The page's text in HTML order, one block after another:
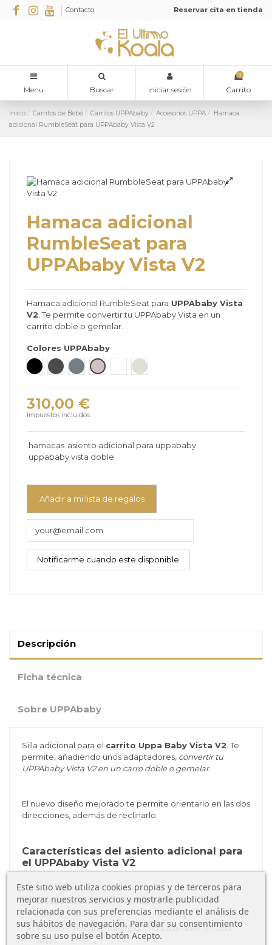
Contacto Reservar cita en tienda
Menu Buscar Iniciar sesión
0
Carrito
Inicio Carritos de Bebé Carritos UPPAbaby Accesorios UPPA
Hamaca
adicional RumbleSeat para UPPAbaby Vista V2
Hamaca adicional
RumbleSeat para
UPPAbaby Vista V2
Hamaca adicional RumbleSeat para UPPAbaby Vista
V2 . Te permite convertir tu UPPAbaby Vista en un
carrito doble o gemelar.
Colores UPPAbaby
JAKE - negro carbón
GREYSON - gris melange
GREGORY - azul gris melange
ALICE - rosa empolvado
BRYCE - blanco perla
DECLAN - avena melange
310,00 €
Impuestos incluidos
hamacas asiento adicional para uppababy
uppababy vista doble
Añadir a mi lista de regalos
Descripción
Ficha técnica
Sobre UPPAbaby
Silla adicional para el carrito Uppa Baby Vista V2 . Te
permite, añadiendo unos adaptadores, convertir tu
UPPAbaby Vista V2 en un carro doble o gemelar.
El nuevo diseño mejorado te permite orientarlo en las dos
direcciones, además de reclinarlo.
Características del asiento adicional para
el UPPAbaby Vista V2
Desde los 6 meses hasta los 15,9 kg
Puede colocarse mirando hacia adelante o hacia
atrás.
Este sitio web utiliza cookies propias y de terceros para
mejorar nuestros servicios y mostrarle publicidad
relacionada con sus preferencias mediante el análisis de
sus hábitos de navegación. Para dar su consentimiento
sobre su uso pulse el botón Acepto.